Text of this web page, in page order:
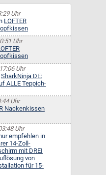
Uhr
LOFTER
Uhr
Uhr
SharkNinja DE:
ALLE Teppich-
Uhr
Nackenkissen
Uhr
empfehlen in
14-Zoll-
mit DREI
von
für 15-